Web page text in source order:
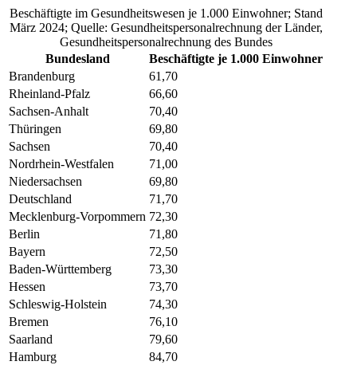
Beschäftigte im Gesundheitswesen je 1.000 Einwohner; Stand
März 2024; Quelle: Gesundheitspersonalrechnung der Länder,
Gesundheitspersonalrechnung des Bundes
Bundesland
Beschäftigte je 1.000 Einwohner
Brandenburg
61,70
Rheinland-Pfalz
66,60
Sachsen-Anhalt
70,40
Thüringen
69,80
Sachsen
70,40
Nordrhein-Westfalen
71,00
Niedersachsen
69,80
Deutschland
71,70
Mecklenburg-Vorpommern 72,30
Berlin
71,80
Bayern
72,50
Baden-Württemberg
73,30
Hessen
73,70
Schleswig-Holstein
74,30
Bremen
76,10
Saarland
79,60
Hamburg
84,70